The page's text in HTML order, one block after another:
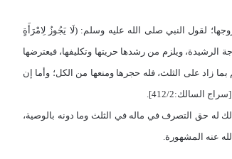
لقول النبي صلى الله عليه وسلم: (لَا يَجُوزُ لِامْرَأَةٍ
“وخامسها: الزوجة الرشيدة، ويلزم من رشدها حريتها وتكليفها، فيعترضها
بما زاد على الثلث، فله حجرها ومنعها من الكل؛ وأما إن
السالك:412/2].
له حق التصرف في ماله في الثلث وما دونه بالوصية،
عنه المشهورة.